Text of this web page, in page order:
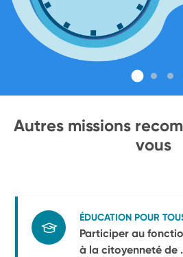
Autres missions
vous
ÉDUCATION POUR
Participer au
à la citoyenneté de